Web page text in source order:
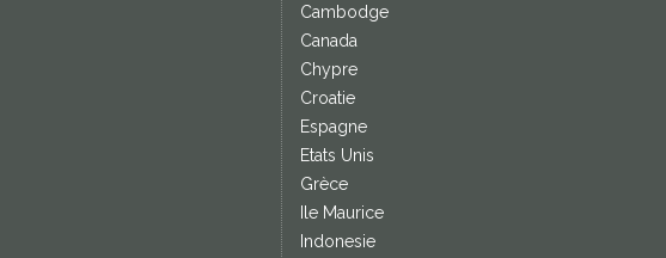
Cambodge
Canada
Chypre
Croatie
Espagne
Etats Unis
Grèce
Ile Maurice
Indonesie